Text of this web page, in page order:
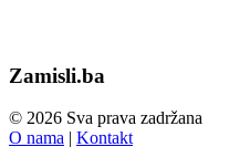
Zamisli.ba
© 2026 Sva prava zadržana
O nama | Kontakt